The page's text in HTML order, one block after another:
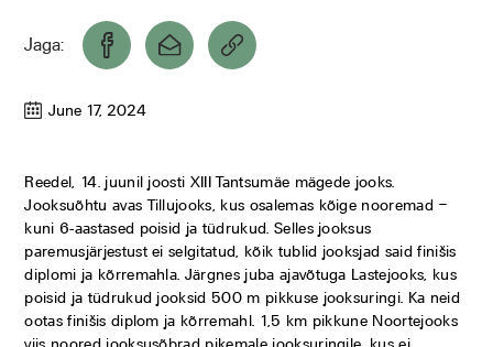
Jaga:
June 17, 2024
Reedel, 14. juunil joosti XIII Tantsumäe mägede jooks.
Jooksuõhtu avas Tillujooks, kus osalemas kõige nooremad –
kuni 6-aastased poisid ja tüdrukud. Selles jooksus
paremusjärjestust ei selgitatud, kõik tublid jooksjad said finišis
diplomi ja kõrremahla. Järgnes juba ajavõtuga Lastejooks, kus
poisid ja tüdrukud jooksid 500 m pikkuse jooksuringi. Ka neid
ootas finišis diplom ja kõrremahl. 1,5 km pikkune Noortejooks